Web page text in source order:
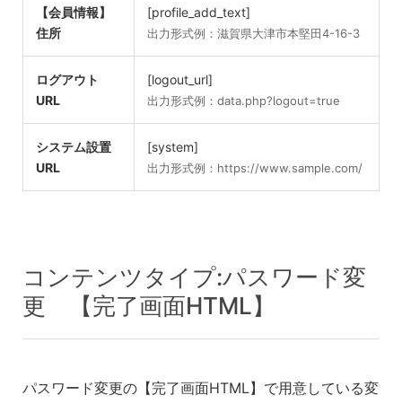
【会員情報】
住所
[profile_add_text]
出力形式例：滋賀県大津市本堅田4-16-3
ログアウト
URL
[logout_url]
出力形式例：data.php?logout=true
システム設置
URL
[system]
出力形式例：https://www.sample.com/
コンテンツタイプ:パスワード変
更 【完了画面HTML】
パスワード変更の【完了画面HTML】で用意している変